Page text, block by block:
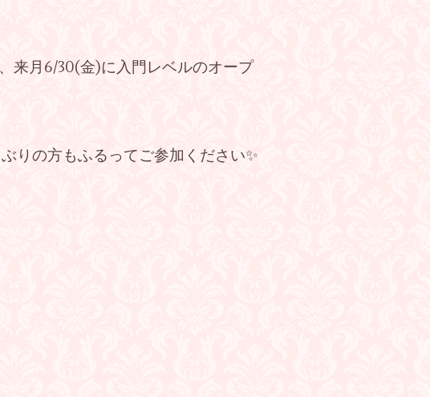
来月6/30(金)に入門レベルのオープ
りの方もふるってご参加ください✨